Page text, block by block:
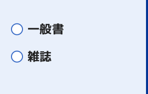
一般書
雑誌